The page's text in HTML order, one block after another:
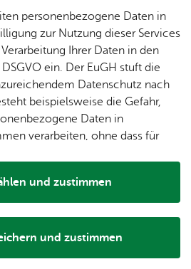
Bil­
dung
& Be­
treu­
ung
Potz­
be­
treu­
ung
Schu­
len
Bau­
stel­len
& Um­
lei­tun­
Um­
welt &
Kli­ma­
Sa­nie­
ren &
bi­li­en
Stadt­
Fa­mi­lie
& Kin­
der
Se­nio­
ren
Woh­
nen
re­frei
Pfle­ge
& Un­
ter­stüt­
zung
bis Montag, 10. August. Im
es zu Fahrbahnsperrungen.
Sperrungen und
.
AbonnierenSie
personenbezogene Daten in
zur Nutzung dieser Services
Ihrer Daten in den
DSGVO ein. Der EuGH stuft die
Datenschutz nach
beispielsweise die Gefahr,
Daten in
verarbeiten, ohne dass für
und zustimmen
und zustimmen